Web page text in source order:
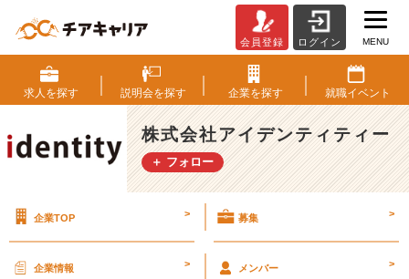
ら
け
て
ま
せ
ん
【株
会員登録 ログイン MENU
求人を探す 説明会を探す 企業を探す 就職イベント
株式会社アイデンティティー
＋ フォロー
企業TOP > 募集 >
企業情報 > メンバー >